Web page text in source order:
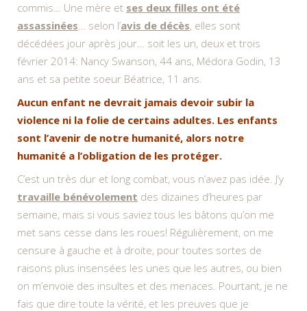
commis… Une mère et ses deux filles ont été
assassinées… selon l’avis de décès, elles sont
décédées jour après jour… soit les un, deux et trois
février 2014: Nancy Swanson, 44 ans, Médora Godin, 13
ans et sa petite soeur Béatrice, 11 ans.
Aucun enfant ne devrait jamais devoir subir la
violence ni la folie de certains adultes. Les enfants
sont l’avenir de notre humanité, alors notre
humanité a l’obligation de les protéger.
C’est un très dur et long combat, vous n’avez pas idée. J’y
travaille bénévolement des dizaines d’heures par
semaine, mais si vous saviez tous les bâtons qu’on me
met sans cesse dans les roues! Régulièrement, on me
censure à gauche et à droite, pour toutes sortes de
raisons plus insensées les unes que les autres, ou bien
on m’envoie des insultes et des menaces. Pourtant, je ne
fais que dire toute la vérité, et les preuves que je